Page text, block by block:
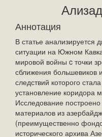
Аннотация
В статье анализируется
ситуации на Южном
мировой войны c точки
сближения большевиков
следствий которого
установление коридора
Исследование
материалов из
(преимущественно
исторического архива